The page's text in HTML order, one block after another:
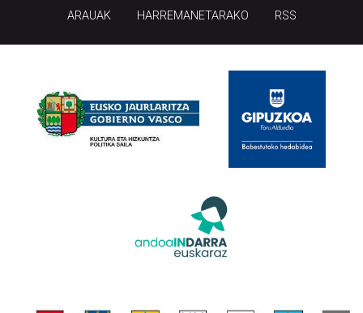
ARAUAK HARREMANETARAKO RSS